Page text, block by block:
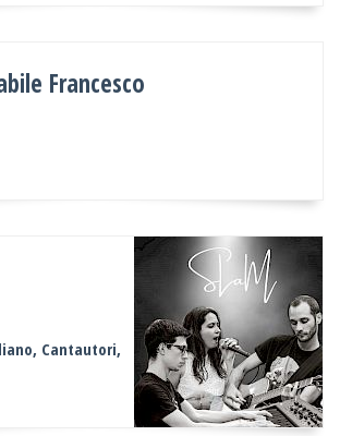
Francesco
Cantautori,